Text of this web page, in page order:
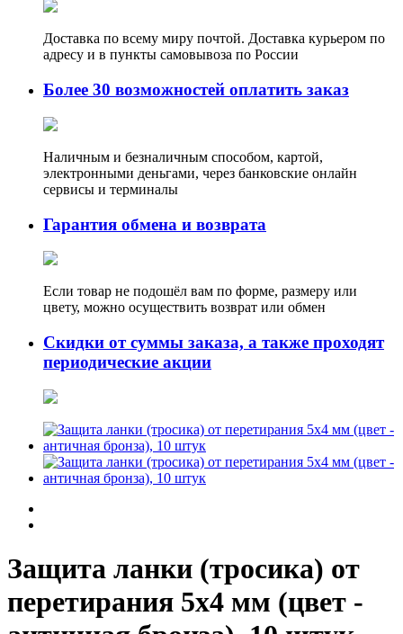
Доставка по всему миру почтой. Доставка курьером по
адресу и в пункты самовывоза по России
Более 30 возможностей оплатить заказ
Наличным и безналичным способом, картой,
электронными деньгами, через банковские онлайн
сервисы и терминалы
Гарантия обмена и возврата
Если товар не подошёл вам по форме, размеру или
цвету, можно осуществить возврат или обмен
Скидки от суммы заказа, а также проходят
периодические акции
Защита ланки (тросика) от
перетирания 5х4 мм (цвет -